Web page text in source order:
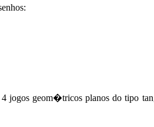
jogos geom�tricos planos do tipo